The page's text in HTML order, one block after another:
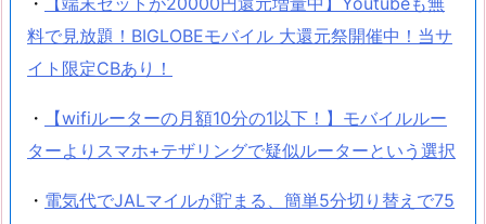
料で見放題！BIGLOBEモバイル 大還元祭開催中！当サ
イト限定CBあり！
・
【wifiルーターの月額10分の1以下！】モバイルルー
ターよりスマホ+テザリングで疑似ルーターという選択
・ 電気代でJALマイルが貯まる、簡単5分切り替えで75